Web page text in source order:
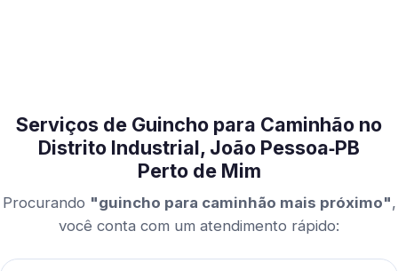
Serviços de Guincho para Caminhão no
Distrito Industrial, João Pessoa‑PB
Perto de Mim
Procurando "guincho para caminhão mais próximo",
você conta com um atendimento rápido: